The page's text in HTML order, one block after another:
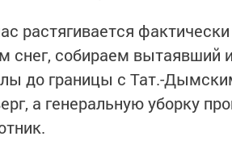
растягивается фактически
снег, собираем вытаявший
до границы с Тат.-
а генеральную уборку